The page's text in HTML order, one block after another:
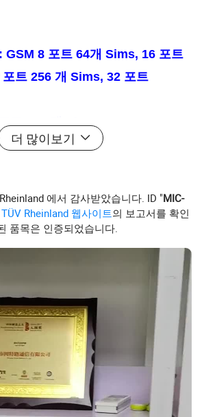
GSM 8 포트 64개 Sims, 16 포트
트 256 개 Sims, 32 포트
개 Sims;
개의 Sims, 32 개의 포트
SIP, SIP 𝔄로토콜, 콜센터, 웹 관
지원𝕩니다
시 통화 최대 8개 ( 포트 1개 , SIM 카드 8개 ,
900/1800/1900MHz
(선택 사항
더 많이보기
에서 감사받았습니다. ID "MIC-
Rheinland 웹사이트의 보고서를 확인
품목은 인증되었습니다.